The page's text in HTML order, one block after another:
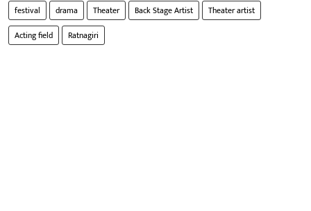
festival drama Theater Back Stage Artist
Theater artist
Acting field
Ratnagiri